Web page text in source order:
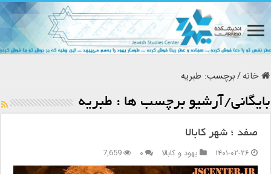
خانه/برچسب: طبریه
بایگانی/آرشیو برچسب ها : طبریه
صفد ؛ شهر کابالا
۱۴۰۱-۰۲-۲۶
یهود و کابالا ۰ 7,659